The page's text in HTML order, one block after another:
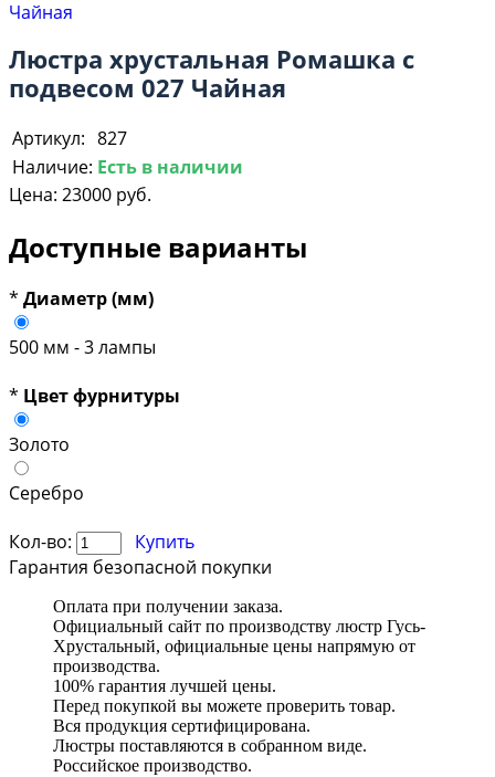
Люстра хрустальная Ромашка с
подвесом 027 Чайная
Артикул: 827
Наличие: Есть в наличии
Цена: 23000 руб.
Доступные варианты
* Диаметр (мм)
500 мм - 3 лампы
* Цвет фурнитуры
Золото
Серебро
Кол-во:
Купить
Гарантия безопасной покупки
Оплата при получении заказа.
Официальный сайт по производству люстр Гусь-
Хрустальный, официальные цены напрямую от
производства.
100% гарантия лучшей цены.
Перед покупкой вы можете проверить товар.
Вся продукция сертифицирована.
Люстры поставляются в собранном виде.
Российское производство.